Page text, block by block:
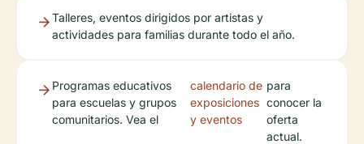
Talleres, eventos dirigidos por artistas y
actividades para familias durante todo el año.
Programas educativos
para escuelas y grupos
comunitarios. Vea el
calendario de
exposiciones
y eventos
para
conocer la
oferta
actual.